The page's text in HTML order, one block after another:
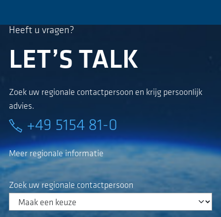
Heeft u vragen?
LET’S TALK
Zoek uw regionale contactpersoon en krijg persoonlijk
advies.
+49 5154 81-0
Meer regionale informatie
Zoek uw regionale contactpersoon